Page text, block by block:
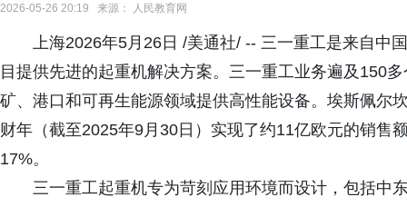
2026-05-26 20:19 来源： 人民教育网
上海2026年5月26日 /美通社/ -- 三一重工是来自中
目提供先进的起重机解决方案。三一重工业务遍及150
矿、港口和可再生能源领域提供高性能设备。埃斯佩尔
财年（截至2025年9月30日）实现了约11亿欧元的销售
17%。
三一重工起重机专为苛刻应用环境而设计，包括中